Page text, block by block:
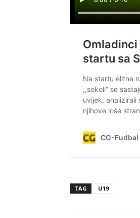
TAG U19